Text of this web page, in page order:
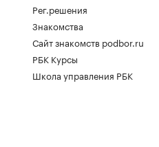
Рег.решения
Знакомства
Сайт знакомств podbor.ru
РБК Курсы
Школа управления РБК